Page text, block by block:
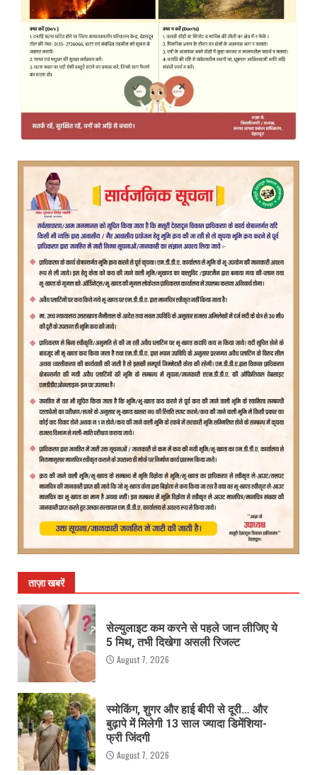
ताज़ा खबरें
सेल्युलाइट कम करने से पहले जान लीजिए ये
5 मिथ, तभी दिखेगा असली रिजल्ट
August 7, 2026
स्मोकिंग, शुगर और हाई बीपी से दूरी… और
बुढ़ापे में मिलेगी 13 साल ज्यादा डिमेंशिया-
फ्री जिंदगी
August 7, 2026